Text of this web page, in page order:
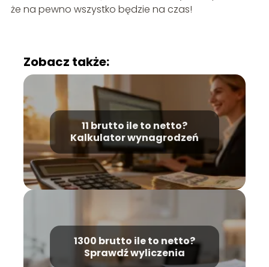
że na pewno wszystko będzie na czas!
Zobacz także:
11 brutto ile to netto?
Kalkulator wynagrodzeń
1300 brutto ile to netto?
Sprawdź wyliczenia